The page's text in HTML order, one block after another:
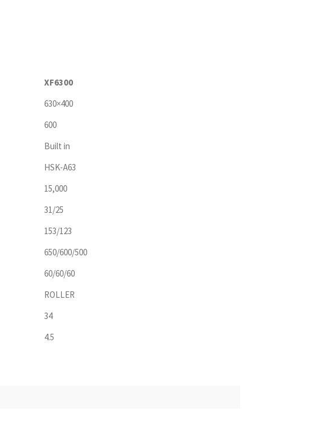
XF6300
630×400
600
Built in
HSK-A63
15,000
31/25
153/123
650/600/500
60/60/60
ROLLER
34
4.5